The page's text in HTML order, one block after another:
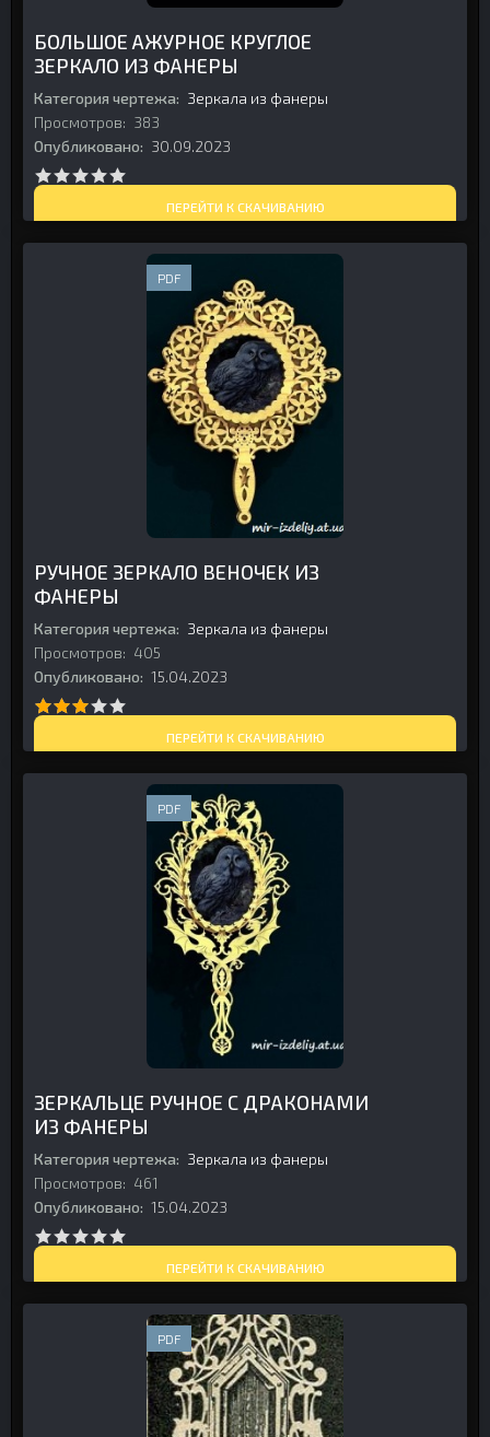
БОЛЬШОЕ АЖУРНОЕ КРУГЛОЕ
ЗЕРКАЛО ИЗ ФАНЕРЫ
Категория чертежа: Зеркала из фанеры
Просмотров: 383
Опубликовано: 30.09.2023
ПЕРЕЙТИ К СКАЧИВАНИЮ
PDF
РУЧНОЕ ЗЕРКАЛО ВЕНОЧЕК ИЗ
ФАНЕРЫ
Категория чертежа: Зеркала из фанеры
Просмотров: 405
Опубликовано: 15.04.2023
ПЕРЕЙТИ К СКАЧИВАНИЮ
PDF
ЗЕРКАЛЬЦЕ РУЧНОЕ С ДРАКОНАМИ
ИЗ ФАНЕРЫ
Категория чертежа: Зеркала из фанеры
Просмотров: 461
Опубликовано: 15.04.2023
ПЕРЕЙТИ К СКАЧИВАНИЮ
PDF